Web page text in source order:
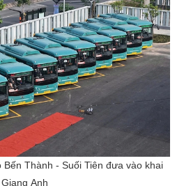
Thành - Suối Tiên đưa vào khai
Giang Anh